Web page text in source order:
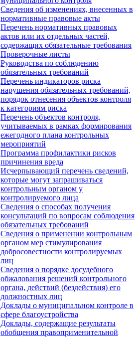
Сведения об изменениях, внесенных в
нормативные правовые акты
Перечень нормативных правовых
актов или их отдельных частей,
содержащих обязательные требования
Проверочные листы
Руководства по соблюдению
обязательных требований
Перечень индикаторов риска
нарушения обязательных требований,
порядок отнесения объектов контроля
к категориям риска
Перечень объектов контроля,
учитываемых в рамках формирования
ежегодного плана контрольных
мероприятий
Программа профилактики рисков
причинения вреда
Исчерпывающий перечень сведений,
которые могут запрашиваться
контрольным органом у
контролируемого лица
Сведения о способах получения
консультаций по вопросам соблюдения
обязательных требований
Сведения о применении контрольным
органом мер стимулирования
добросовестности контролируемых
лиц
Сведения о порядке досудебного
обжалования решений контрольного
органа, действий (бездействия) его
должностных лиц
Доклады о муниципальном контроле в
сфере благоустройства
Доклады, содержащие результаты
обобщения правоприменительной